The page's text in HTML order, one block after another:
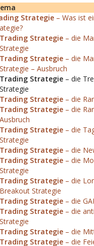
Strategie – Was ist
Trading Strategie – die
Strategie
Trading Strategie – die
Strategie – Ausbruch
Trading Strategie – die
Strategie
Trading Strategie – die
Trading Strategie – die
Ausbruch
Trading Strategie – die
Strategie
Trading Strategie – die
Trading Strategie – die
Strategie
Trading Strategie – die
Breakout Strategie
Trading Strategie – die
Trading Strategie – die
Strategie
Trading Strategie – die
Trading Strategie – die